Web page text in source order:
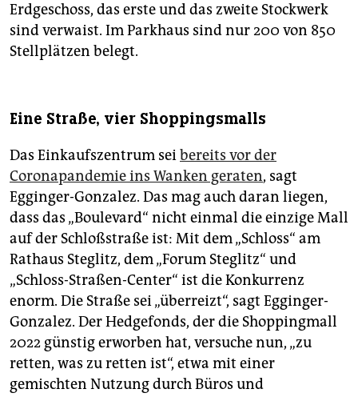
Erdgeschoss, das erste und das zweite Stockwerk
sind verwaist. Im Parkhaus sind nur 200 von 850
Stellplätzen belegt.
Eine Straße, vier Shoppingsmalls
Das Einkaufszentrum seibereits vor der
Coronapandemie ins Wanken geraten, sagt
Egginger-Gonzalez. Das mag auch daran liegen,
dass das „Boulevard“ nicht einmal die einzige Mall
auf der Schloßstraße ist: Mit dem „Schloss“ am
Rathaus Steglitz, dem „Forum Steglitz“ und
„Schloss-Straßen-Center“ ist die Konkurrenz
enorm. Die Straße sei „überreizt“, sagt Egginger-
Gonzalez. Der Hedgefonds, der die Shoppingmall
2022 günstig erworben hat, versuche nun, „zu
retten, was zu retten ist“, etwa mit einer
gemischten Nutzung durch Büros und